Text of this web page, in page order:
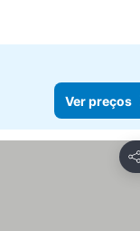
Ver preços